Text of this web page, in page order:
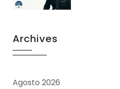
Archives
Agosto 2026